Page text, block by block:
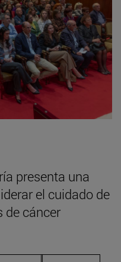
presenta una
el cuidado de
de cáncer